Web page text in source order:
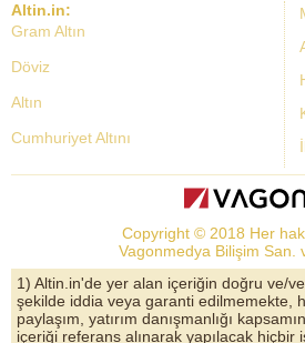
Altin.in:
Gram Altın
Döviz
Altın
Cumhuriyet Altını
Dolar Kuru
Altın Yorumları
Döviz Kurları
Copyright © 2018 Her
Vagonmedya Bilişim San.
1) Altin.in'de yer alan içeriğin doğru ve/
şekilde iddia veya garanti edilmemekte,
paylaşım, yatırım danışmanlığı
içeriği referans alınarak yapılacak hiçbir